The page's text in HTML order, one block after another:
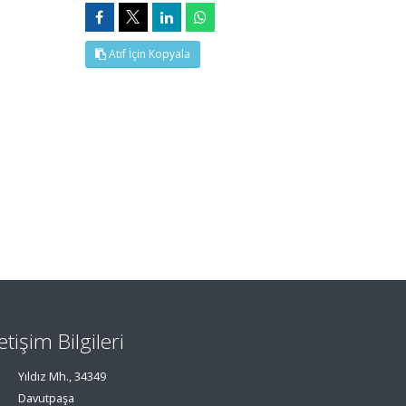
Atıf İçin Kopyala
Bilgileri
Yıldız Mh., 34349
Davutpaşa